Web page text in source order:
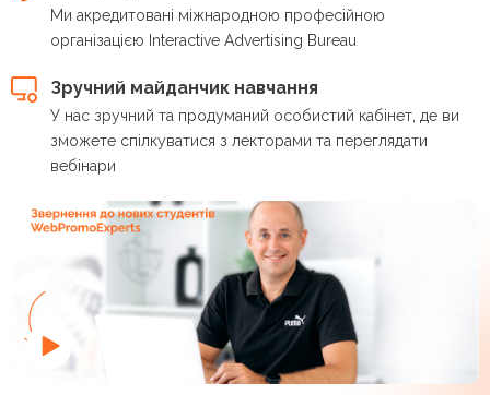
Ми акредитовані міжнародною професійною
організацією Interactive Advertising Bureau
Зручний майданчик навчання
У нас зручний та продуманий особистий кабінет, де ви
зможете спілкуватися з лекторами та переглядати
вебінари